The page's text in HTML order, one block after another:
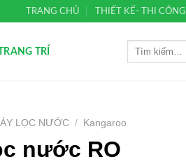
TRANG CHỦ THIẾT KẾ- THI CÔNG
TRÍ
LỌC NƯỚC / Kangaroo
nước RO